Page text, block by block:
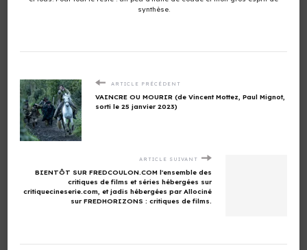
synthèse.
ARTICLE PRÉCÉDENT
VAINCRE OU MOURIR (de Vincent Mottez, Paul Mignot,
sorti le 25 janvier 2023)
ARTICLE SUIVANT
BIENTÔT SUR FREDCOULON.COM l'ensemble des
critiques de films et séries hébergées sur
critiquecineserie.com, et jadis hébergées par Allociné
sur FREDHORIZONS : critiques de films.